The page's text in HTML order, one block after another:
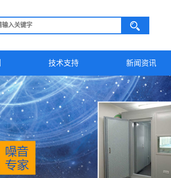
技术支持 新闻资讯